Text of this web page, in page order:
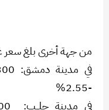
من جهة أخرى بلغ سعر غرام
-2.55%